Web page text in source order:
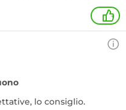
+
lo consiglio.